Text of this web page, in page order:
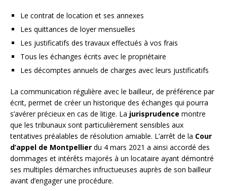
Le contrat de location et ses annexes
Les quittances de loyer mensuelles
Les justificatifs des travaux effectués à vos frais
Tous les échanges écrits avec le propriétaire
Les décomptes annuels de charges avec leurs justificatifs
La communication régulière avec le bailleur, de préférence par
écrit, permet de créer un historique des échanges qui pourra
s’avérer précieux en cas de litige. La jurisprudence montre
que les tribunaux sont particulièrement sensibles aux
tentatives préalables de résolution amiable. L’arrêt de la Cour
d’appel de Montpellier du 4 mars 2021 a ainsi accordé des
dommages et intérêts majorés à un locataire ayant démontré
ses multiples démarches infructueuses auprès de son bailleur
avant d’engager une procédure.